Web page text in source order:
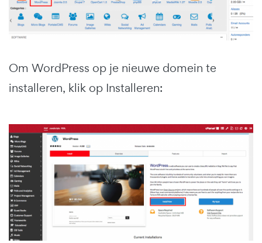
Om WordPress op je nieuwe domein te
installeren, klik op Installeren: